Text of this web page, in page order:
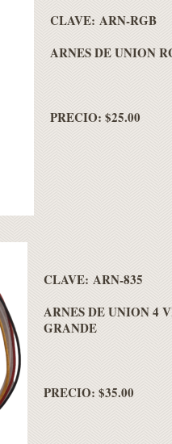
CLAVE: ARN-RGB
ARNES DE UNION
PRECIO: $25.00
CLAVE: ARN-835
ARNES DE UNION 4
GRANDE
PRECIO: $35.00